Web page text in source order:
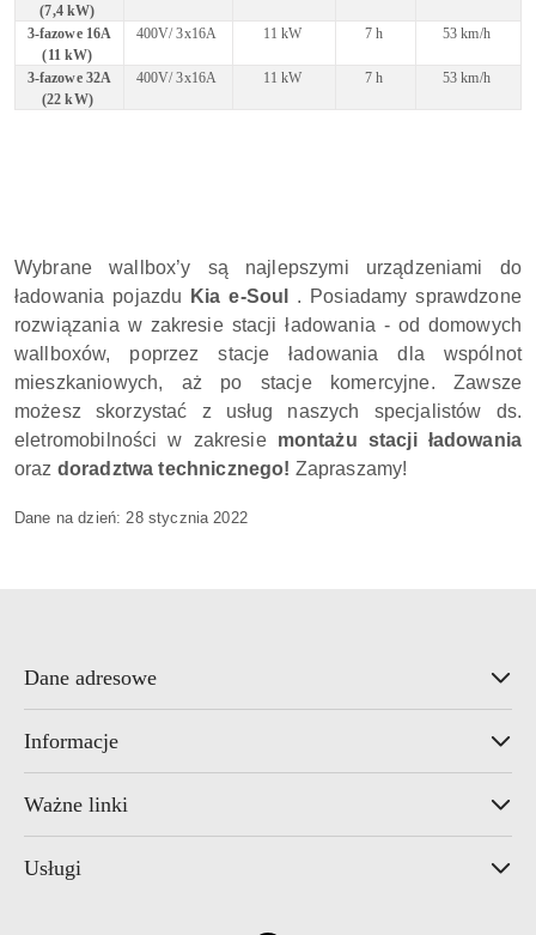
(7,4 kW)
3-fazowe 16A
(11 kW)
400V/ 3x16A 11 kW 7 h 53 km/h
3-fazowe 32A
(22 kW)
400V/ 3x16A 11 kW 7 h 53 km/h
Wybrane wallbox’y są najlepszymi urządzeniami do
ładowania pojazdu
Kia e-Soul . Posiadamy sprawdzone
rozwiązania w zakresie stacji ładowania - od domowych
wallboxów, poprzez stacje ładowania dla wspólnot
mieszkaniowych, aż po stacje komercyjne. Zawsze
możesz skorzystać z usług naszych specjalistów ds.
eletromobilności w zakresie montażu stacji ładowania
oraz doradztwa technicznego! Zapraszamy!
Dane na dzień: 28 stycznia 2022
Dane adresowe
Informacje
Ważne linki
Usługi